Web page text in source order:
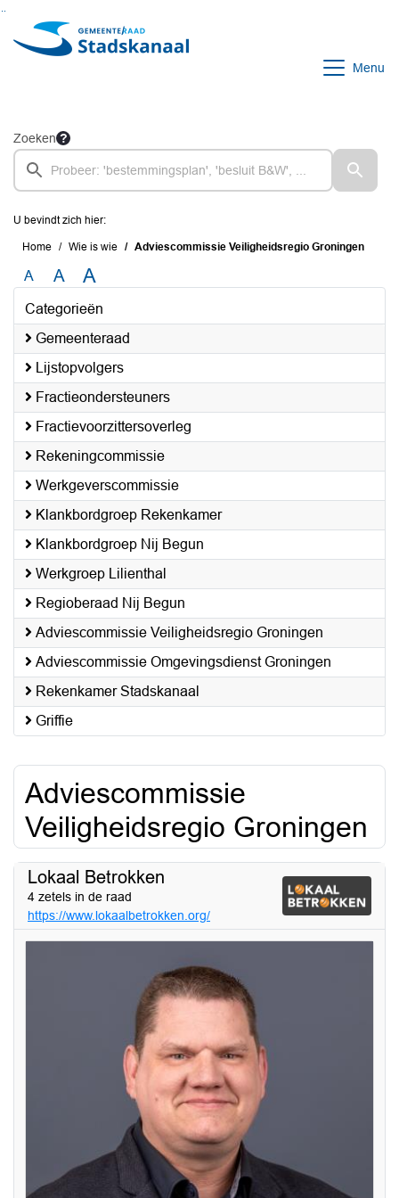
Ga naar de inhoud van deze pagina
Ga naar het zoeken
Ga naar het menu
Menu
Zoeken
U bevindt zich hier:
Home Wie is wie Adviescommissie Veiligheidsregio Groningen
A A A
Categorieën
Gemeenteraad
Lijstopvolgers
Fractieondersteuners
Fractievoorzittersoverleg
Rekeningcommissie
Werkgeverscommissie
Klankbordgroep Rekenkamer
Klankbordgroep Nij Begun
Werkgroep Lilienthal
Regioberaad Nij Begun
Adviescommissie Veiligheidsregio Groningen
Adviescommissie Omgevingsdienst Groningen
Rekenkamer Stadskanaal
Griffie
Adviescommissie
Veiligheidsregio Groningen
Lokaal Betrokken
4 zetels in de raad
https://www.lokaalbetrokken.org/